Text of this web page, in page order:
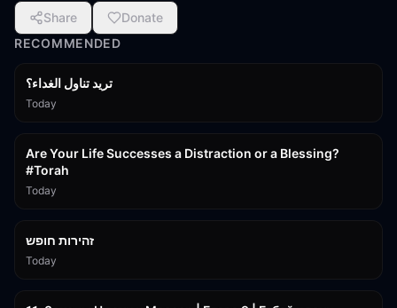
Share
Donate
RECOMMENDED
تريد تناول الغداء؟
Today
Are Your Life Successes a Distraction or a Blessing?
#Torah
Today
זהירות חופש
Today